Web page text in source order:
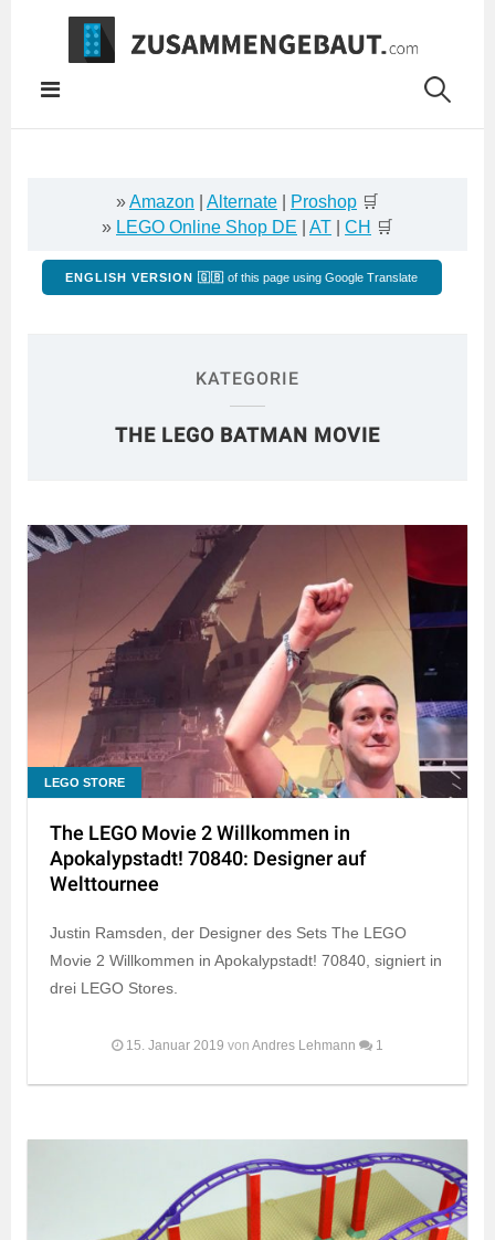
Springe
Inhalt
»Amazon Alternate Proshop 🛒
» LEGO Online Shop DE AT CH 🛒
ENGLISH VERSION 🇬🇧 of this page using Google Translate
KATEGORIE
THE LEGO BATMAN MOVIE
LEGO STORE
The LEGO Movie 2 Willkommen in
Apokalypstadt! 70840: Designer auf
Welttournee
Justin Ramsden, der Designer des Sets The LEGO
Movie 2 Willkommen in Apokalypstadt! 70840, signiert in
drei LEGO Stores.
15. Januar 2019 von Andres Lehmann 1